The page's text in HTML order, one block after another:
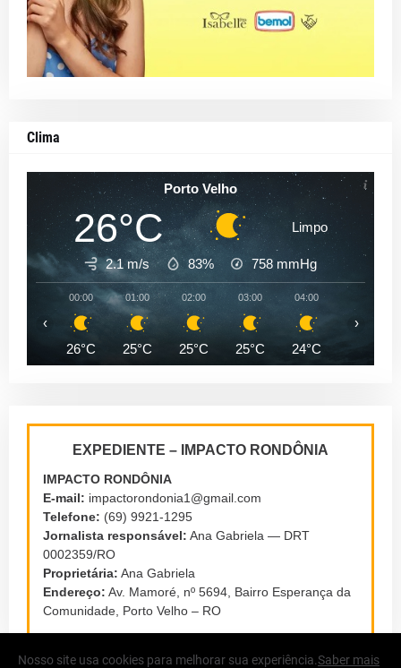
Clima
Porto Velho
26°C Limpo
2.1 m/s 83% 758 mmHg
00:00
26°C
01:00
25°C
02:00
25°C
03:00
25°C
04:00
24°C
‹ ›
EXPEDIENTE – IMPACTO RONDÔNIA
IMPACTO RONDÔNIA
E-mail: impactorondonia1@gmail.com
Telefone: (69) 9921-1295
Jornalista responsável: Ana Gabriela — DRT
0002359/RO
Proprietária: Ana Gabriela
Endereço: Av. Mamoré, nº 5694, Bairro Esperança da
Comunidade, Porto Velho – RO
Nosso site usa cookies para melhorar sua experiência.Saber mais